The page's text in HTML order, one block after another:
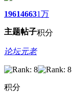
1961
主题
4663
帖子
1万
积分
论坛元老
积分